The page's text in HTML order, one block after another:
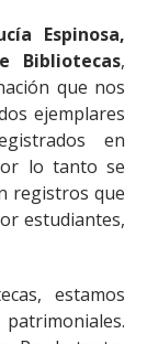
Espinosa,
Bibliotecas,
que nos
ejemplares
en
lo tanto se
registros que
estudiantes,
estamos